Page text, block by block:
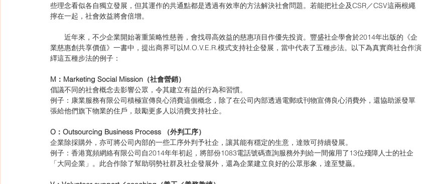
些理念看似各自獨立發展，但其運作的共通點都是透過有效率的方法解決社會問題。若能把社企及CSR／CSV這兩根繩
擰在一起，社會效益將會倍增。
近年來，不少企業開始著重策略性慈善，會找尋高效益的慈惠項目作優先投資。豐盛社企學會於2014年出版的《企
業慈惠創共享價值》一書中，提出商界可以M.O.V.E.R.模式支持社企發展，當中代表了五種步法。以下為真實商社合作演
繹這五種步法的例子：
M：Marketing Social Mission（社會營銷）
倡議不同的社會概念去影響公眾，令其建立有益的行為和習慣。
例子：康業服務有限公司積極宣傳良心消費這個概念，除了在公司內部透過電郵或刊物宣傳良心消費外，還協助派發單
張給他們旗下物業的住戶，鼓勵更多人以消費支持社企。
O：Outsourcing Business Process （外判工序）
企業除採購外，亦可將公司內部的一些工序外判予社企，讓其能有穩定的生意，達致可持續發展。
例子：香港寬頻網絡有限公司自2014年年初起，將部份1083電話號碼查詢服務外判給一間僱用了13位殘障人士的社企
「大同企業」。此合作除了幫助弱勢社群及社企發展外，還為企業建立良好的公眾形象，達至雙贏。